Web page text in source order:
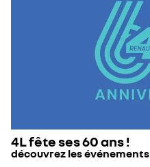
4L fête ses 60 ans !
découvrez les événements